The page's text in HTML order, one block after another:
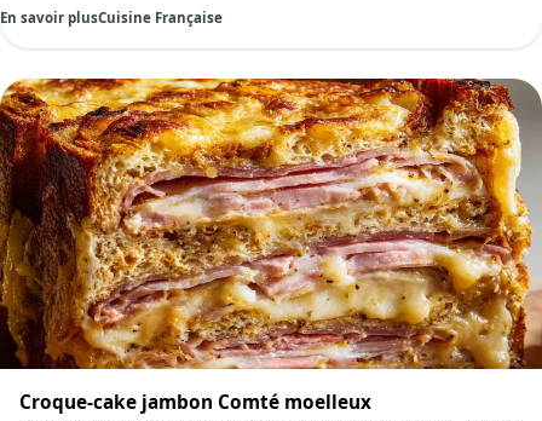
En savoir plusCuisine Française
Croque-cake jambon Comté moelleux